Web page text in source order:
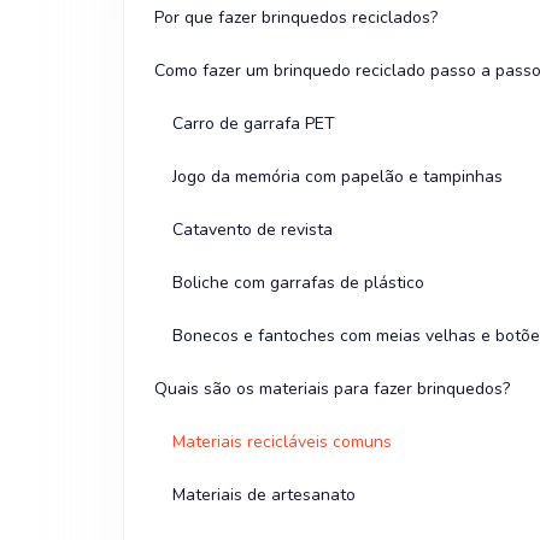
Por que fazer brinquedos reciclados?
Como fazer um brinquedo reciclado passo a passo
Carro de garrafa PET
Jogo da memória com papelão e tampinhas
Catavento de revista
Boliche com garrafas de plástico
Bonecos e fantoches com meias velhas e
Quais são os materiais para fazer brinquedos?
Materiais recicláveis comuns
Materiais de artesanato